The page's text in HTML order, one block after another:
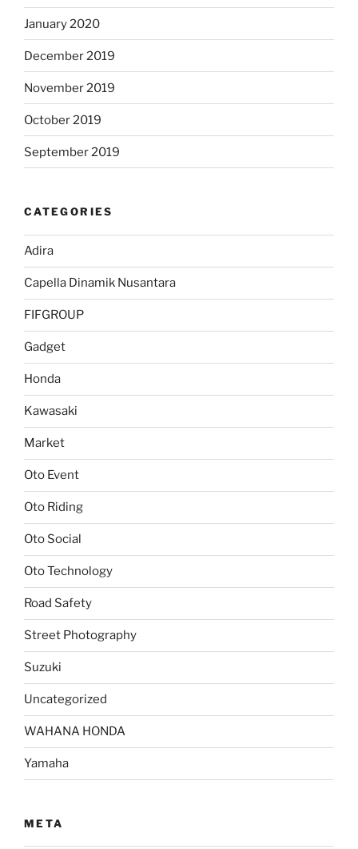
January 2020
December 2019
November 2019
October 2019
September 2019
CATEGORIES
Adira
Capella Dinamik Nusantara
FIFGROUP
Gadget
Honda
Kawasaki
Market
Oto Event
Oto Riding
Oto Social
Oto Technology
Road Safety
Street Photography
Suzuki
Uncategorized
WAHANA HONDA
Yamaha
META